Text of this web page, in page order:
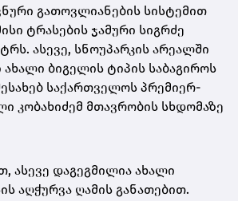
გათოვლიანების სისტემით
ტრასების ჯამური სიგრძე
ასევე, სნოუპარკის არეალში
ბიგელის ტიპის საბაგიროს
საქართველოს პრემიერ-
კობახიძემ მთავრობის სხდომაზე
ასევე დაგეგმილია ახალი
აღჭურვა ღამის განათებით.